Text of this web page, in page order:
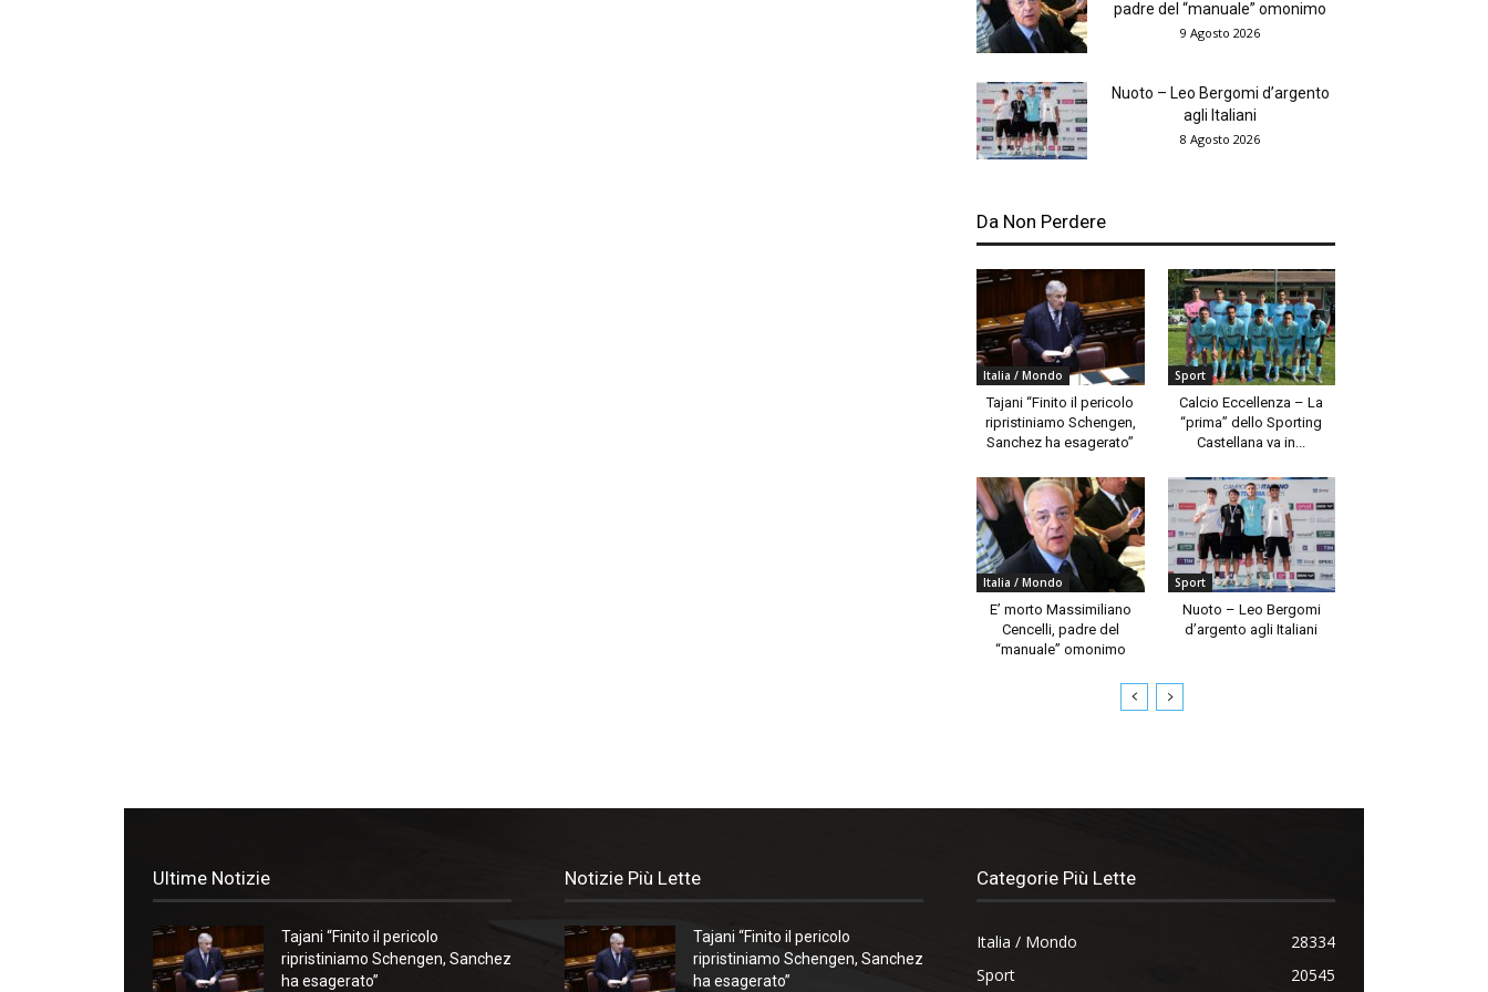
padre del “manuale” omonimo
9 Agosto 2026
Nuoto – Leo Bergomi d’argento
agli Italiani
8 Agosto 2026
Da Non Perdere
Italia / Mondo
Tajani “Finito il pericolo
ripristiniamo Schengen,
Sanchez ha esagerato”
Sport
Calcio Eccellenza – La
“prima” dello Sporting
Castellana va in...
Italia / Mondo
E’ morto Massimiliano
Cencelli, padre del
“manuale” omonimo
Sport
Nuoto – Leo Bergomi
d’argento agli Italiani
Ultime Notizie
Tajani “Finito il pericolo
ripristiniamo Schengen, Sanchez
ha esagerato”
Notizie Più Lette
Tajani “Finito il pericolo
ripristiniamo Schengen, Sanchez
ha esagerato”
Categorie Più Lette
Italia / Mondo
28334
Sport
20545